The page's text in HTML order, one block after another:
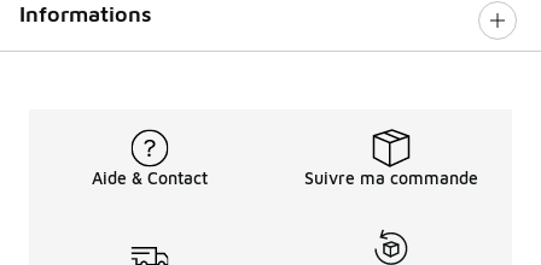
Informations
Aide & Contact Suivre ma commande